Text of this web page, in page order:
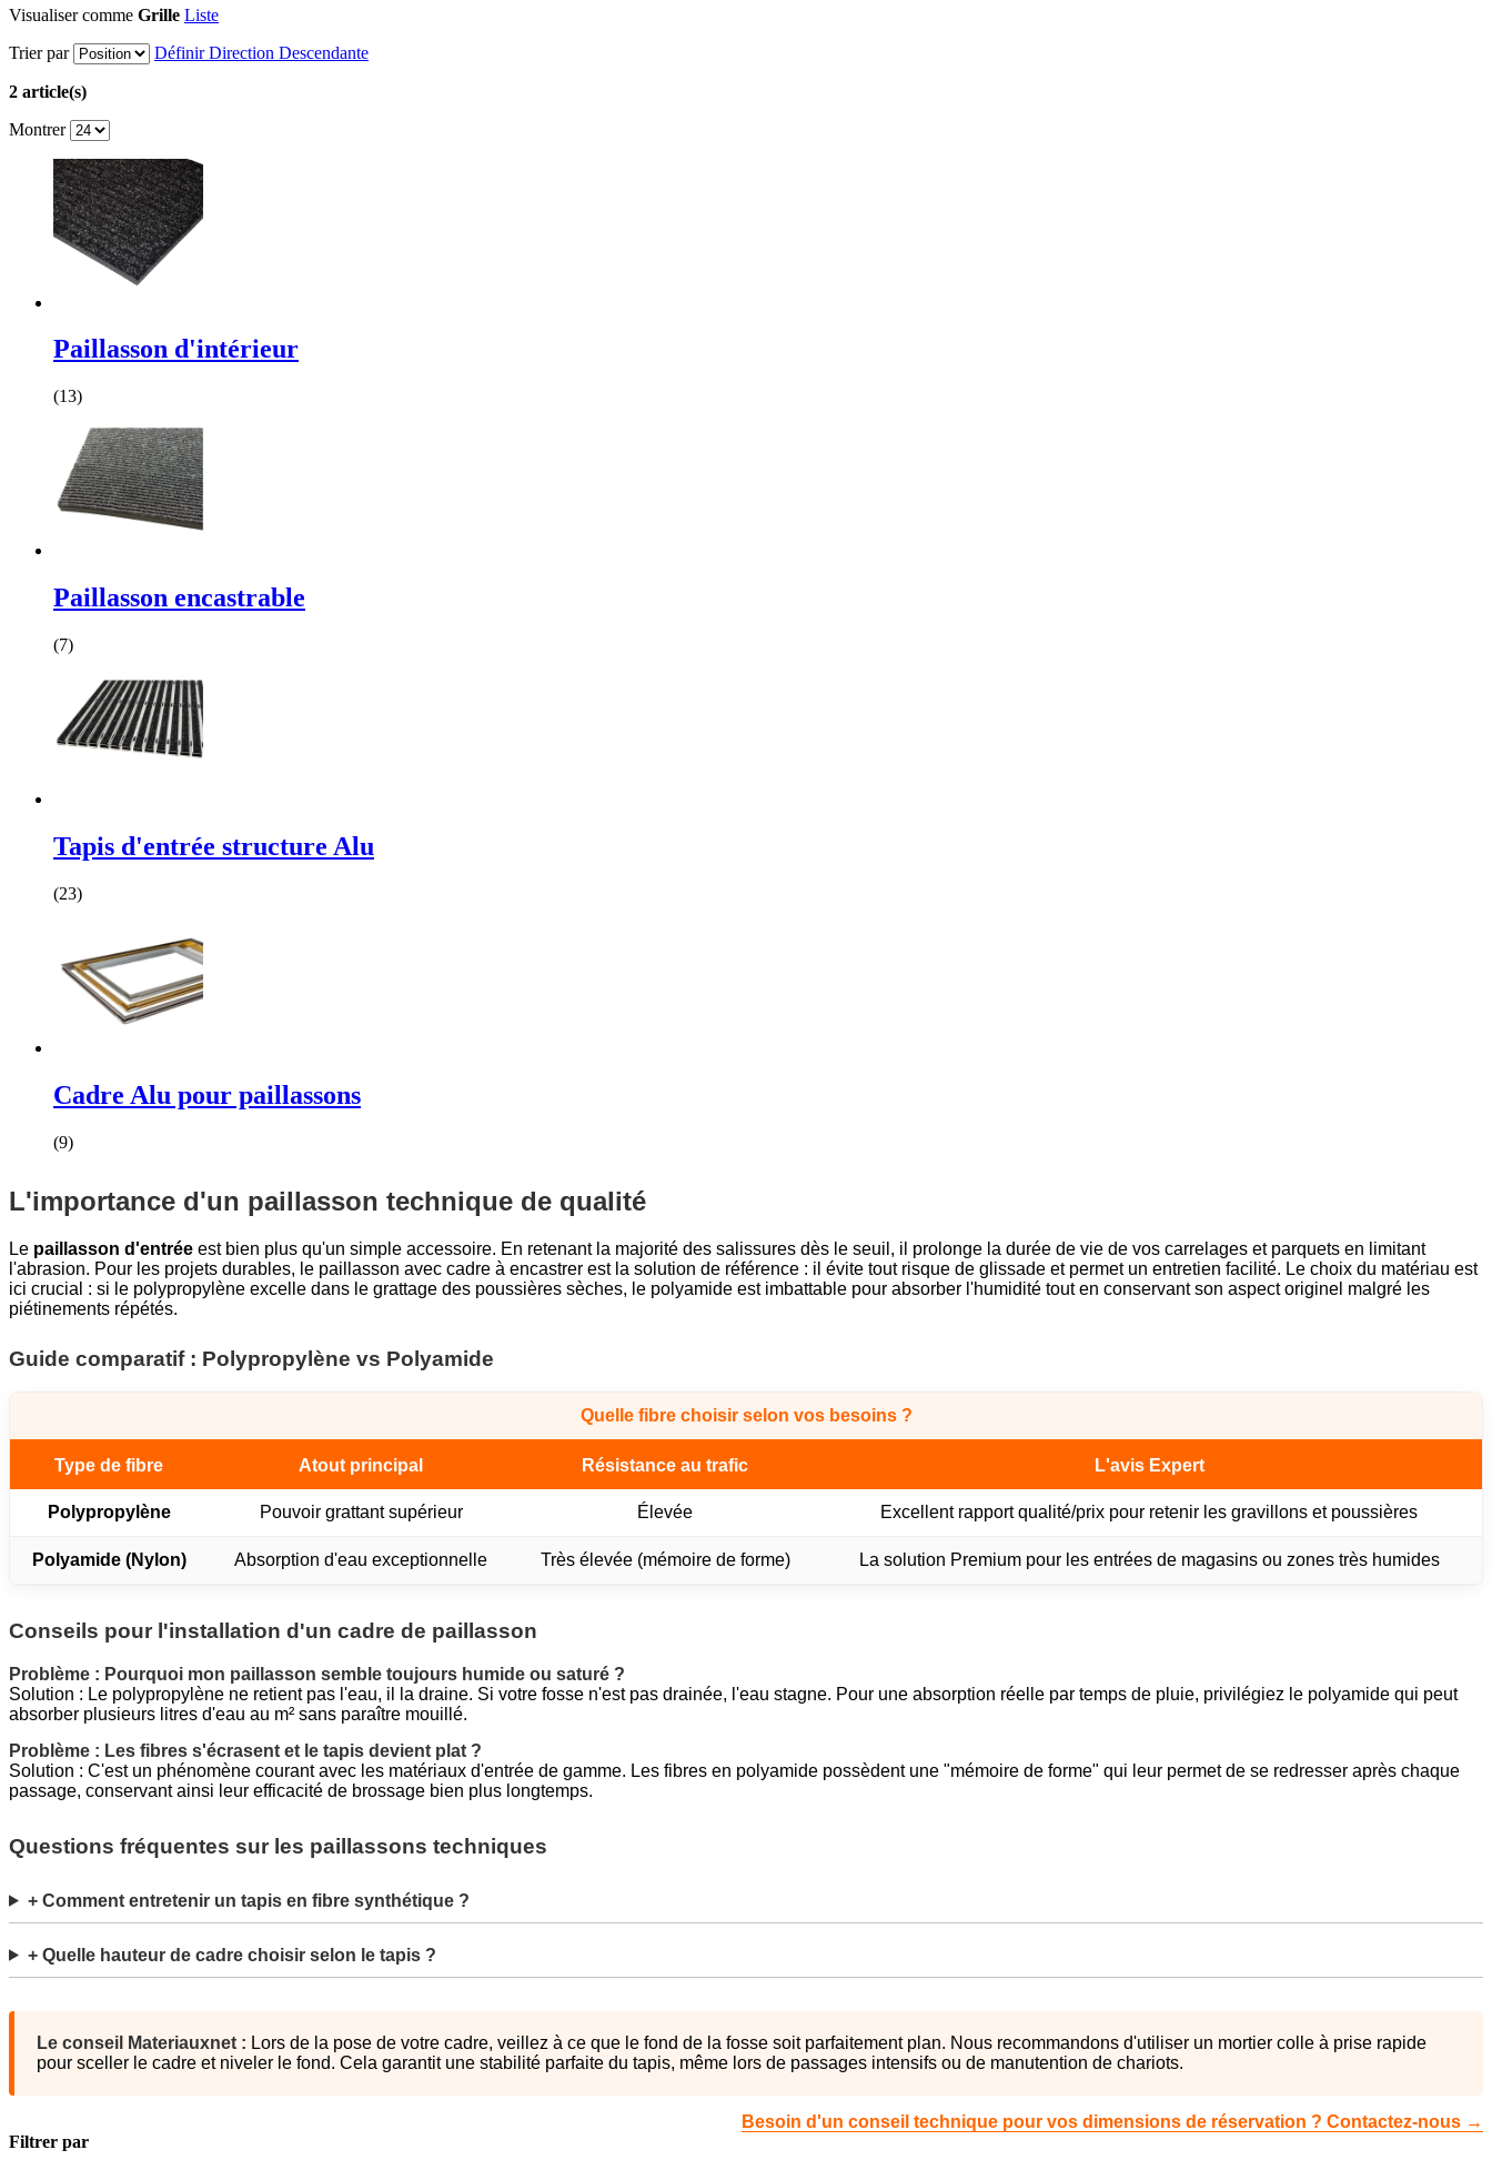
Visualiser comme Grille Liste
Trier par
Définir Direction Descendante
2 article(s)
Montrer
Paillasson d'intérieur
(13)
Paillasson encastrable
(7)
Tapis d'entrée structure Alu
(23)
Cadre Alu pour paillassons
(9)
L'importance d'un paillasson technique de qualité
Le paillasson d'entrée est bien plus qu'un simple accessoire. En retenant la majorité des salissures dès le seuil, il prolonge la durée de vie de vos carrelages et parquets en limitant
l'abrasion. Pour les projets durables, le paillasson avec cadre à encastrer est la solution de référence : il évite tout risque de glissade et permet un entretien facilité. Le choix du matériau est
ici crucial : si le polypropylène excelle dans le grattage des poussières sèches, le polyamide est imbattable pour absorber l'humidité tout en conservant son aspect originel malgré les
piétinements répétés.
Guide comparatif : Polypropylène vs Polyamide
Quelle fibre choisir selon vos besoins ?
Type de fibre Atout principal Résistance au trafic L'avis Expert
Polypropylène Pouvoir grattant supérieur Élevée Excellent rapport qualité/prix pour retenir les gravillons et poussières
Polyamide (Nylon) Absorption d'eau exceptionnelle Très élevée (mémoire de forme) La solution Premium pour les entrées de magasins ou zones très humides
Conseils pour l'installation d'un cadre de paillasson
Problème : Pourquoi mon paillasson semble toujours humide ou saturé ?
Solution : Le polypropylène ne retient pas l'eau, il la draine. Si votre fosse n'est pas drainée, l'eau stagne. Pour une absorption réelle par temps de pluie, privilégiez le polyamide qui peut
absorber plusieurs litres d'eau au m² sans paraître mouillé.
Problème : Les fibres s'écrasent et le tapis devient plat ?
Solution : C'est un phénomène courant avec les matériaux d'entrée de gamme. Les fibres en polyamide possèdent une "mémoire de forme" qui leur permet de se redresser après chaque
passage, conservant ainsi leur efficacité de brossage bien plus longtemps.
Questions fréquentes sur les paillassons techniques
+ Comment entretenir un tapis en fibre synthétique ?
+ Quelle hauteur de cadre choisir selon le tapis ?
Le conseil Materiauxnet : Lors de la pose de votre cadre, veillez à ce que le fond de la fosse soit parfaitement plan. Nous recommandons d'utiliser un mortier colle à prise rapide
pour sceller le cadre et niveler le fond. Cela garantit une stabilité parfaite du tapis, même lors de passages intensifs ou de manutention de chariots.
Besoin d'un conseil technique pour vos dimensions de réservation ? Contactez-nous →
Filtrer par